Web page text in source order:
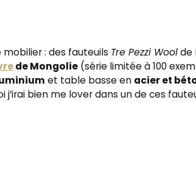
mobilier : des fauteuils Tre Pezzi Woolde
de Mongolie (série limitée à 100
et table basse en acier et
j’irai bien me lover dans un de ces